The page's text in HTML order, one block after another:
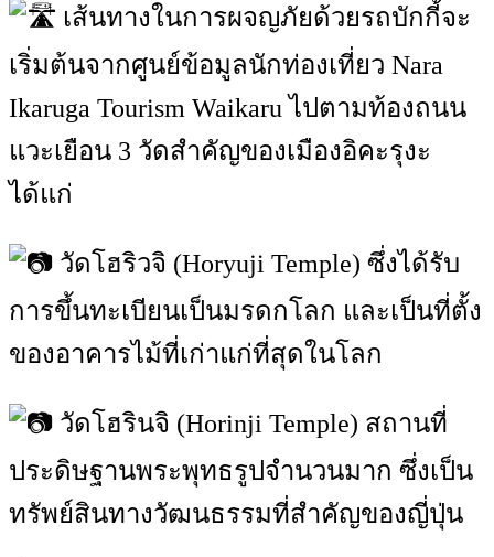
เส้นทางในการผจญภัยด้วยรถบักกี้จะ
เริ่มต้นจากศูนย์ข้อมูลนักท่องเที่ยว Nara
Ikaruga Tourism Waikaru ไปตามท้องถนน
แวะเยือน 3 วัดสำคัญของเมืองอิคะรุงะ
ได้แก่
วัดโฮริวจิ (Horyuji Temple) ซึ่งได้รับ
การขึ้นทะเบียนเป็นมรดกโลก และเป็นที่ตั้ง
ของอาคารไม้ที่เก่าแก่ที่สุดในโลก
วัดโฮรินจิ (Horinji Temple) สถานที่
ประดิษฐานพระพุทธรูปจำนวนมาก ซึ่งเป็น
ทรัพย์สินทางวัฒนธรรมที่สำคัญของญี่ปุ่น